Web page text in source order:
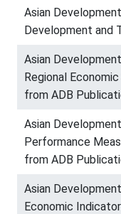
Asian
Development and
Asian
Regional
from ADB
Asian
Performance
from ADB
Asian
Economic